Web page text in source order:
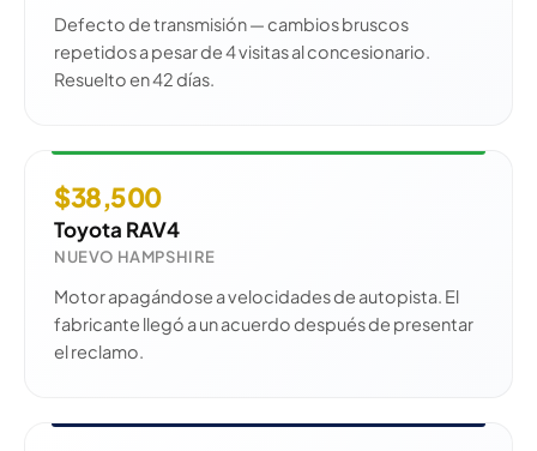
Defecto de transmisión — cambios bruscos
repetidos a pesar de 4 visitas al concesionario.
Resuelto en 42 días.
$38,500
Toyota RAV4
NUEVO HAMPSHIRE
Motor apagándose a velocidades de autopista. El
fabricante llegó a un acuerdo después de presentar
el reclamo.